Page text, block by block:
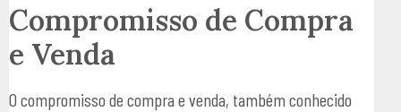
Compromisso de Compra
e Venda
O compromisso de compra e venda, também conhecido